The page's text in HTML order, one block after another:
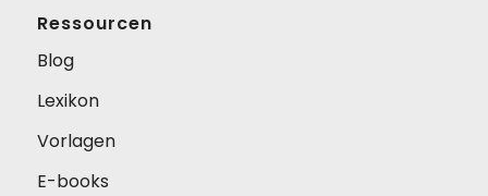
Ressourcen
Blog
Lexikon
Vorlagen
E-books